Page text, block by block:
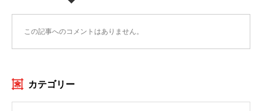
この記事へのコメントはありません。
カテゴリー